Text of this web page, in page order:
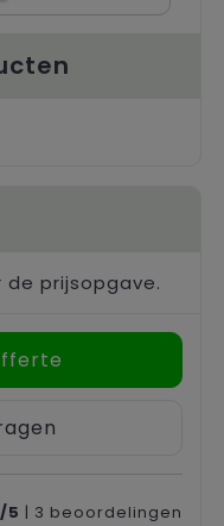
prijsopgave.
5 | 3 beoordelingen